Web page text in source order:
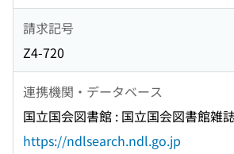
請求記号
Z4-720
連携機関・データベース
国立国会図書館 : 国立国会図書館雑
https://ndlsearch.ndl.go.jp